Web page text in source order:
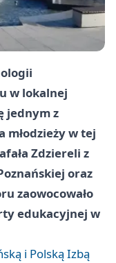
w lokalnej
jednym z
młodzieży w tej
Zdziereli z
oraz
zaowocowało
edukacyjnej w
i Polską Izbą